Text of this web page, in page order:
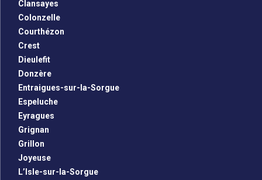
Clansayes
Colonzelle
Courthézon
Crest
Dieulefit
Donzère
Entraigues-sur-la-Sorgue
Espeluche
Eyragues
Grignan
Grillon
Joyeuse
L’Isle-sur-la-Sorgue